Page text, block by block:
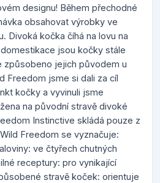
designu! Během přechodné
obsahovat výrobky ve
Divoká kočka číhá na lovu na
jsou kočky stále
způsobeno jejich původem u
Freedom jsme si dali za cíl
kočky a vyvinuli jsme
na původní stravě divoké
Instinctive skládá pouze z
Freedom se vyznačuje:
ve čtyřech chutných
receptury: pro vynikající
stravě koček: orientuje